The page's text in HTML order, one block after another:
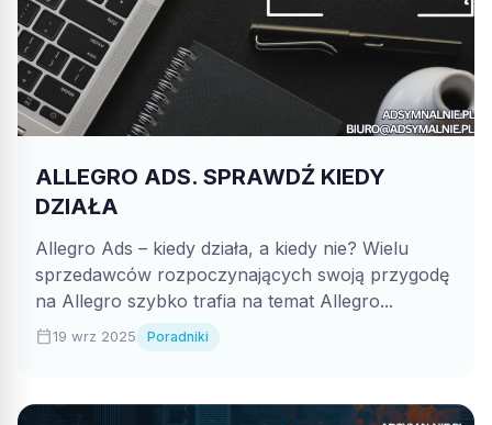
ALLEGRO ADS. SPRAWDŹ KIEDY
DZIAŁA
Allegro Ads – kiedy działa, a kiedy nie? Wielu
sprzedawców rozpoczynających swoją przygodę
na Allegro szybko trafia na temat Allegro...
calendar_today19 wrz 2025 Poradniki